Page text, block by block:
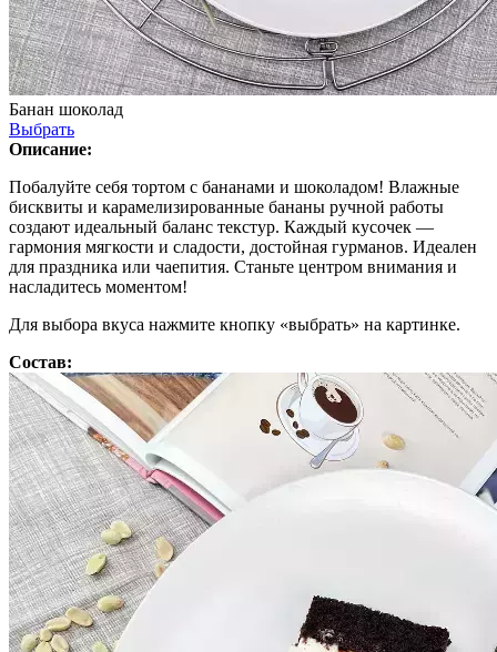
Банан шоколад
Выбрать
Описание:
Побалуйте себя тортом с бананами и шоколадом! Влажные
бисквиты и карамелизированные бананы ручной работы
создают идеальный баланс текстур. Каждый кусочек —
гармония мягкости и сладости, достойная гурманов. Идеален
для праздника или чаепития. Станьте центром внимания и
насладитесь моментом!
Для выбора вкуса нажмите кнопку «выбрать» на картинке.
Состав: